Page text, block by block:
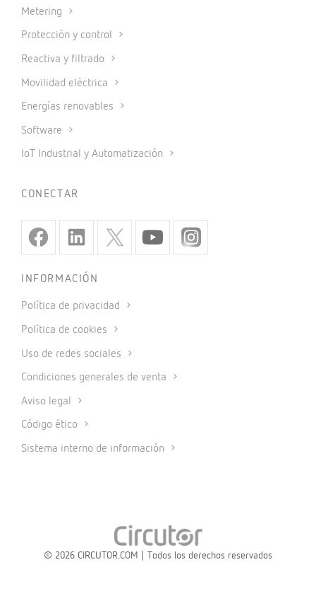
Metering
Protección y control
Reactiva y filtrado
Movilidad eléctrica
Energías renovables
Software
IoT Industrial y Automatización
CONECTAR
INFORMACIÓN
Política de privacidad
Política de cookies
Uso de redes sociales
Condiciones generales de venta
Aviso legal
Código ético
Sistema interno de información
© 2026 CIRCUTOR.COM | Todos los derechos reservados